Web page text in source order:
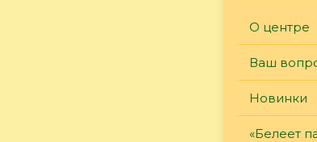
О центре
Ваш
Новинки
«Белеет